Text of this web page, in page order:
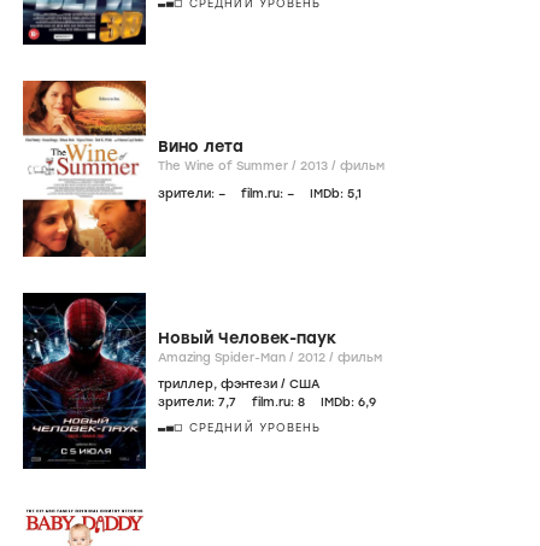
СРЕДНИЙ УРОВЕНЬ
Вино лета
The Wine of Summer / 2013 / фильм
зрители: – film.ru: – IMDb: 5,1
Новый Человек-паук
Amazing Spider-Man / 2012 / фильм
триллер, фэнтези / США
зрители: 7,7 film.ru: 8 IMDb: 6,9
СРЕДНИЙ УРОВЕНЬ